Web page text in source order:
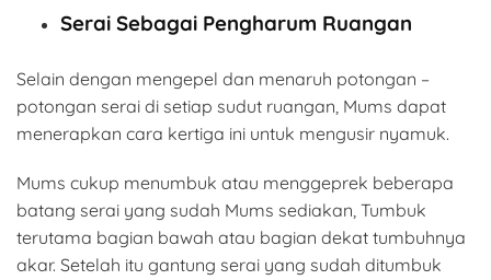
Serai Sebagai Pengharum Ruangan
Selain dengan mengepel dan menaruh potongan –
potongan serai di setiap sudut ruangan, Mums dapat
menerapkan cara kertiga ini untuk mengusir nyamuk.
Mums cukup menumbuk atau menggeprek beberapa
batang serai yang sudah Mums sediakan, Tumbuk
terutama bagian bawah atau bagian dekat tumbuhnya
akar. Setelah itu gantung serai yang sudah ditumbuk